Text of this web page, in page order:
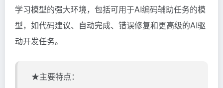
学习模型的强大环境，包括可用于AI编码辅助任务的模
型，如代码建议、自动完成、错误修复和更高级的AI驱
动开发任务。
★主要特点：